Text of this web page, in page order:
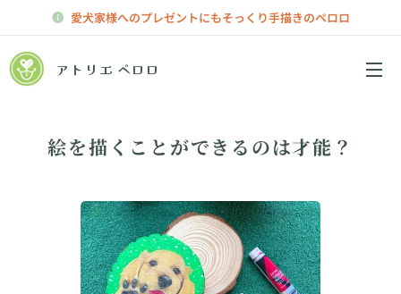
愛犬家様へのプレゼントにもそっくり手描きのペロロ
アトリエ ペロロ
絵を描くことができるのは才能？